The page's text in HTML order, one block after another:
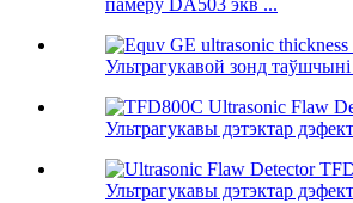
памеру DA503 экв ...
Ультрагукавой зонд
Ультрагукавы дэтэктар
Ультрагукавы дэтэктар